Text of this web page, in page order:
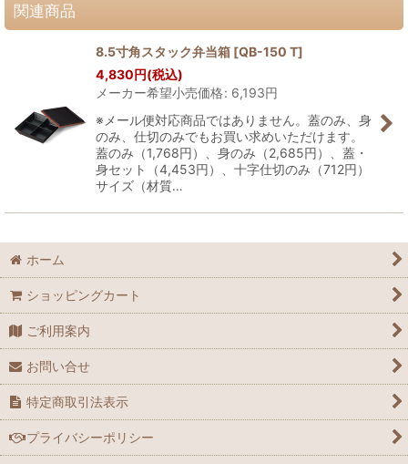
関連商品
8.5寸角スタック弁当箱 [QB-150 T]
4,830円(税込)
メーカー希望小売価格: 6,193円
※メール便対応商品ではありません。蓋のみ、身
のみ、仕切のみでもお買い求めいただけます。
蓋のみ（1,768円）、身のみ（2,685円）、蓋・
身セット（4,453円）、十字仕切のみ（712円）
サイズ（材質…
ホーム
ショッピングカート
ご利用案内
お問い合せ
特定商取引法表示
プライバシーポリシー